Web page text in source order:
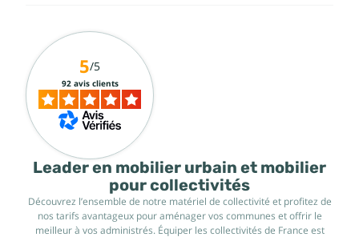
Leader en mobilier urbain et mobilier
pour collectivités
Découvrez l’ensemble de notre matériel de collectivité et profitez de
nos tarifs avantageux pour aménager vos communes et offrir le
meilleur à vos administrés. Équiper les collectivités de France est
5/5
92 avis clients